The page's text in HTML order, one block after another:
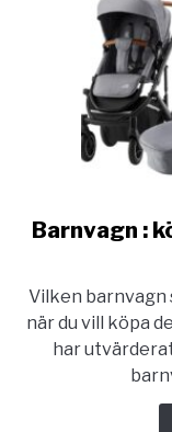
Barnvagn :
Vilken barnvagn
när du vill köpa
har